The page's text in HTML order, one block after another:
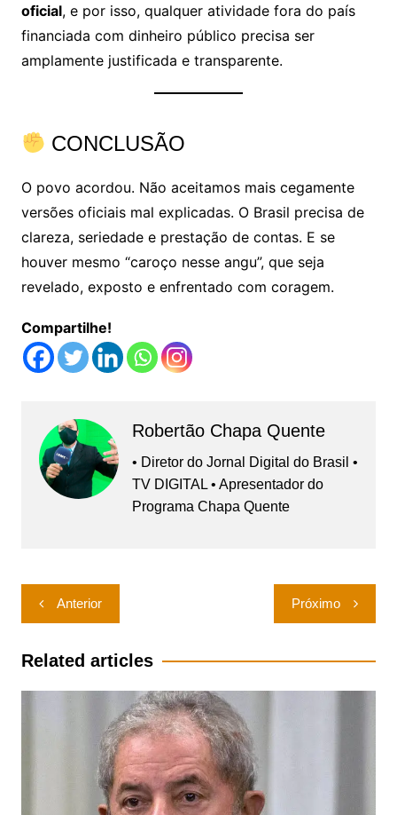
oficial, e por isso, qualquer atividade fora do país
financiada com dinheiro público precisa ser
amplamente justificada e transparente.
CONCLUSÃO
O povo acordou. Não aceitamos mais cegamente
versões oficiais mal explicadas. O Brasil precisa de
clareza, seriedade e prestação de contas. E se
houver mesmo “caroço nesse angu”, que seja
revelado, exposto e enfrentado com coragem.
Compartilhe!
Robertão Chapa Quente
• Diretor do Jornal Digital do Brasil •
TV DIGITAL • Apresentador do
Programa Chapa Quente
Navegação
de
Post
Anterior Próximo
Related articles